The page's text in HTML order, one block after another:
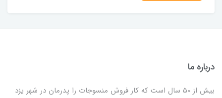
درباره ما
بیش از 50 سال است که کار فروش منسوجات را پدرمان در شهر یزد